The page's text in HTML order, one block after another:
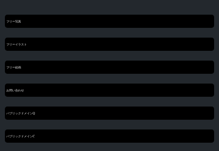
フリー写真
フリーイラスト
フリー絵画
お問い合わせ
パブリックドメインQ
パブリックドメインC